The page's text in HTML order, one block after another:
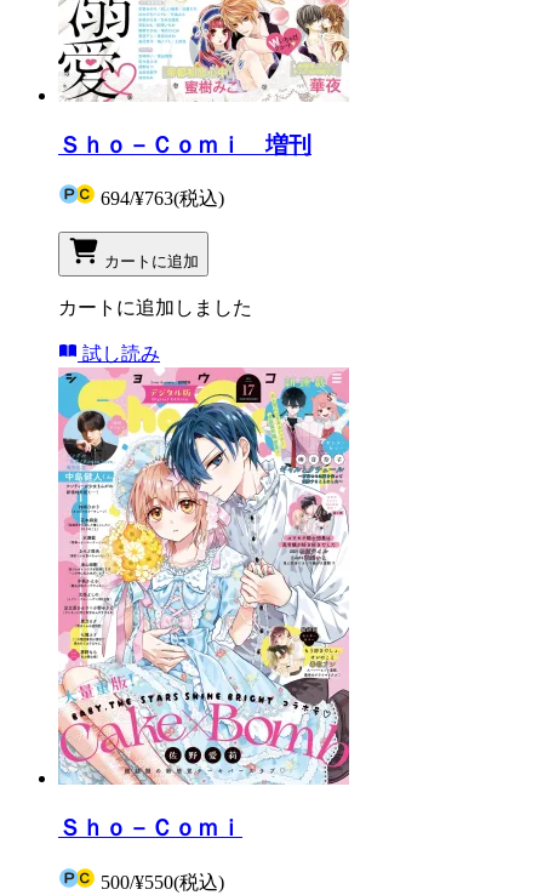
Ｓｈｏ－Ｃｏｍｉ 増刊
694/¥763(税込)
カートに追加
カートに追加しました
試し読み
Ｓｈｏ－Ｃｏｍｉ
500/¥550(税込)